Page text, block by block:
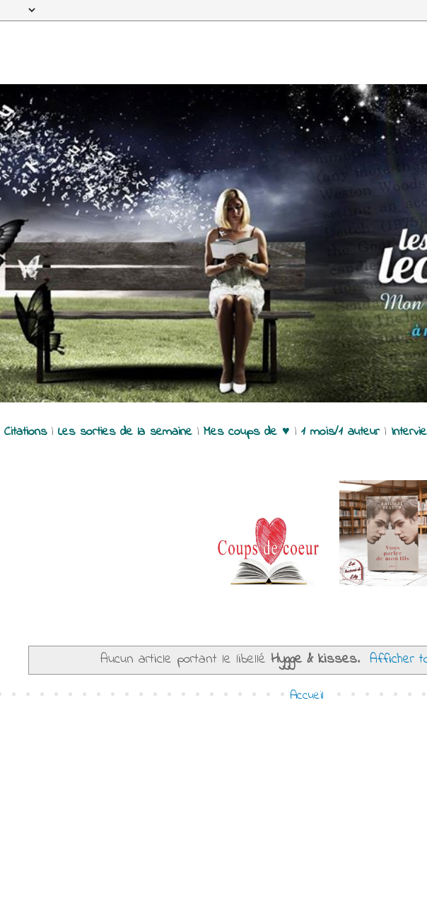
Citations| Les sorties de la semaine| Mes coups de ♥ | 1 mois/1 auteur|
Aucun article portant le libellé Hygge & kisses. Afficher
Accueil